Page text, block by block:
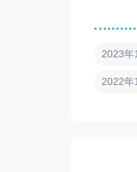
2023年
2022年